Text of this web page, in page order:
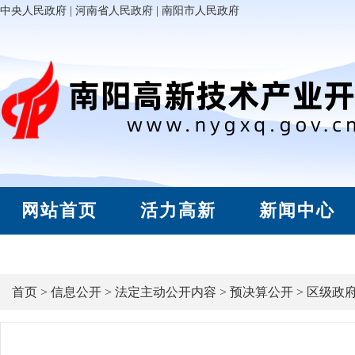
中央人民政府 河南省人民政府 南阳市人民政府
网站首页 活力高新 新闻中心
首页 > 信息公开 > 法定主动公开内容 > 预决算公开 > 区级政